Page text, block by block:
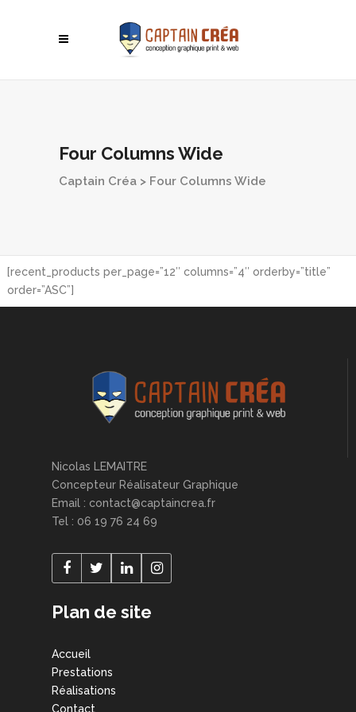
Four Columns Wide
Captain Créa > Four Columns Wide
[recent_products per_page=”12″ columns=”4″ orderby=”title”
order=”ASC”]
Nicolas LEMAITRE
Concepteur Réalisateur Graphique
Email : contact@captaincrea.fr
Tel : 06 19 76 24 69
Plan de site
Accueil
Prestations
Réalisations
Contact